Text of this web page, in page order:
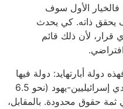
فالخيار الأول سوف
يحقق ذاته. كي يحدث
لأن ذلك قائم
دولة أبارتهايد: دولة فيها
جميع أجهزة السلطة موجودة بين أيدي إسرائيليين-يهود (نحو 6.5
عربي ثمة حقوق محدودة. بالمقابل،